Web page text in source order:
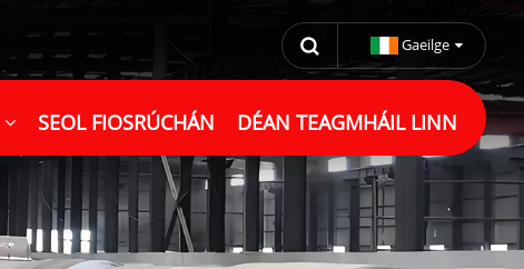
Gaeilge
SEOL FIOSRÚCHÁN DÉAN TEAGMHÁIL LINN